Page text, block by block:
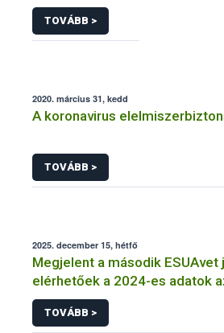
TOVÁBB >
2020. március 31, kedd
A koronavirus
TOVÁBB >
2025. december 15, hétfő
Megjelent a második ESUAvet
elérhetőek a 2024-es adatok
értékesített és felhasznált
antimikrobiális szerekről
TOVÁBB >